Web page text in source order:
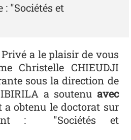
"Sociétés et
a le plaisir de vous
Christelle CHIEUDJI
sous la direction de
a soutenu avec
a obtenu le doctorat sur
: "Sociétés et